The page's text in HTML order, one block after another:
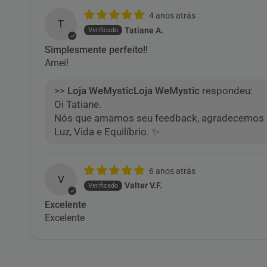
T
4 anos atrás
Tatiane A.
Simplesmente perfeito!!
Amei!
>> Loja WeMystic respondeu:
Oi Tatiane.
Nós que amamos seu feedback, agradecemos
Luz, Vida e Equilíbrio. ✨
V
6 anos atrás
Valter V.F.
Excelente
Excelente